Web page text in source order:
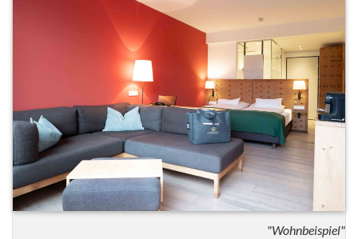
"Wohnbeispiel"